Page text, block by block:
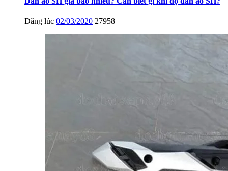
Đăng lúc 02/03/2020 27958